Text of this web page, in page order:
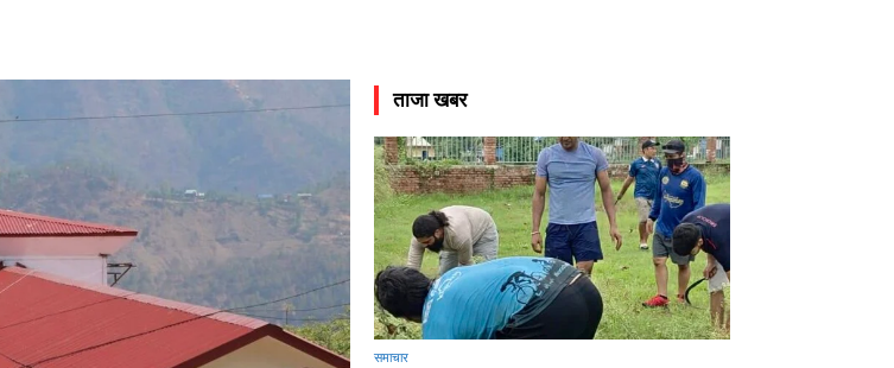
ताजा खबर
समाचार